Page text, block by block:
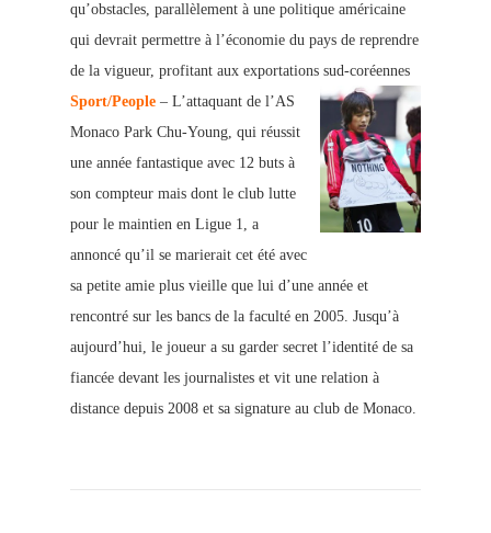
qu’obstacles, parallèlement à une politique américaine
qui devrait permettre à l’économie du pays de reprendre
de la vigueur, profitant aux exportations sud-coréennes
Sport/People – L’attaquant de l’AS
Monaco Park Chu-Young, qui réussit
une année fantastique avec 12 buts à
son compteur mais dont le club lutte
pour le maintien en Ligue 1, a
annoncé qu’il se marierait cet été avec
sa petite amie plus vieille que lui d’une année et
rencontré sur les bancs de la faculté en 2005. Jusqu’à
aujourd’hui, le joueur a su garder secret l’identité de sa
fiancée devant les journalistes et vit une relation à
distance depuis 2008 et sa signature au club de Monaco.